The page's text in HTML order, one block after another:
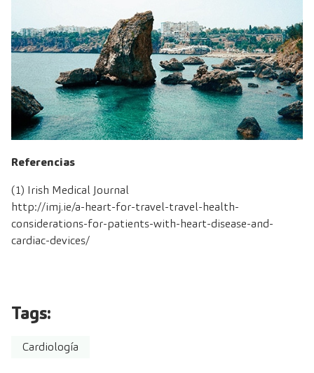
Referencias
(1) Irish Medical Journal
http://imj.ie/a-heart-for-travel-travel-health-
considerations-for-patients-with-heart-disease-and-
cardiac-devices/
Tags:
Cardiología